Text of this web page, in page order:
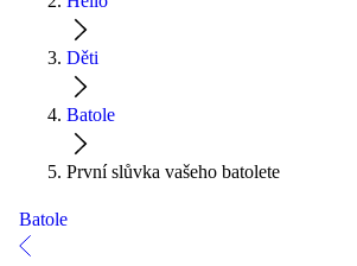
Děti
Batole
První slůvka vašeho batolete
Batole